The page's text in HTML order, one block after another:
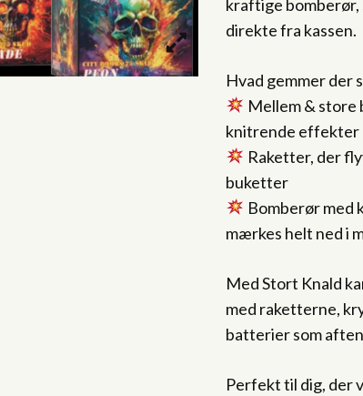
kraftige bomberør,
direkte fra kassen.
Hvad gemmer der
Mellem & store
knitrende effekter
Raketter, der
buketter
Bomberør med
mærkes helt ned i
Med Stort Knald
med raketterne,
batterier som
Perfekt til dig, der